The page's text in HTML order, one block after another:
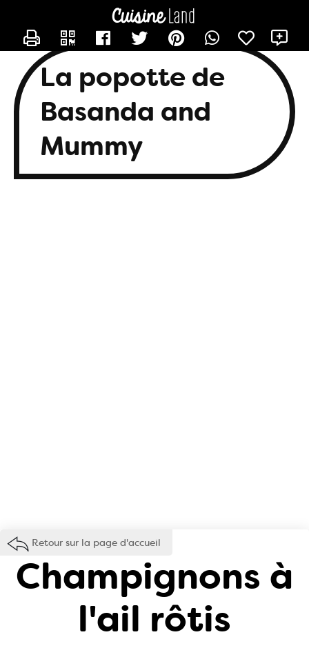
La popotte de
Basanda and
Mummy
Retour sur la page d'accueil
Champignons à
l'ail rôtis
CONTACTER BASANDA